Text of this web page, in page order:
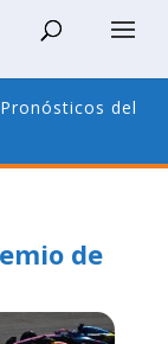
Pronósticos del
de